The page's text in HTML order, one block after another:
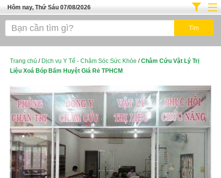
Hôm nay, Thứ Sáu 07/08/2026
Trang chủ
Tuyển Sinh Đào Tạo
Đồ Dùng Nội Ngoại Thất
Điện Tử Điện Máy
Làm Đẹp
Thời Trang
Việc Làm
Trang chủ / Dịch vụ Y Tế - Chăm Sóc Sức Khỏe /Châm Cứu Vật Lý Trị
Liệu Xoá Bóp Bấm Huyệt Giá Rẻ TPHCM